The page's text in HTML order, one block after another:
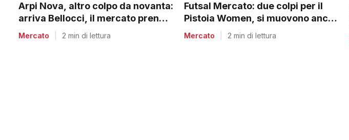
Arpi Nova, altro colpo da novanta:
arriva Bellocci, il mercato prende
quota
Mercato 2 min di lettura
Futsal Mercato: due colpi per il
Pistoia Women, si muovono anche
tanti club del regionale
Mercato 2 min di lettura